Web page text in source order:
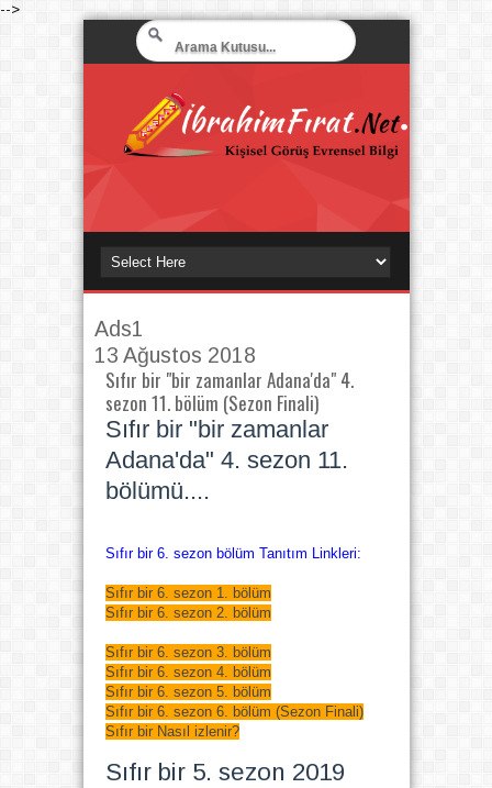
-->
Ads1
13 Ağustos 2018
Sıfır bir "bir zamanlar Adana'da" 4.
sezon 11. bölüm (Sezon Finali)
Sıfır bir "bir zamanlar
Adana'da" 4. sezon 11.
bölümü....
Sıfır bir 6. sezon bölüm Tanıtım Linkleri:
Sıfır bir 6. sezon 1. bölüm
Sıfır bir 6. sezon 2. bölüm
Sıfır bir 6. sezon 3. bölüm
Sıfır bir 6. sezon 4. bölüm
Sıfır bir 6. sezon 5. bölüm
Sıfır bir 6. sezon 6. bölüm (Sezon Finali)
Sıfır bir Nasıl izlenir?
Sıfır bir 5. sezon 2019